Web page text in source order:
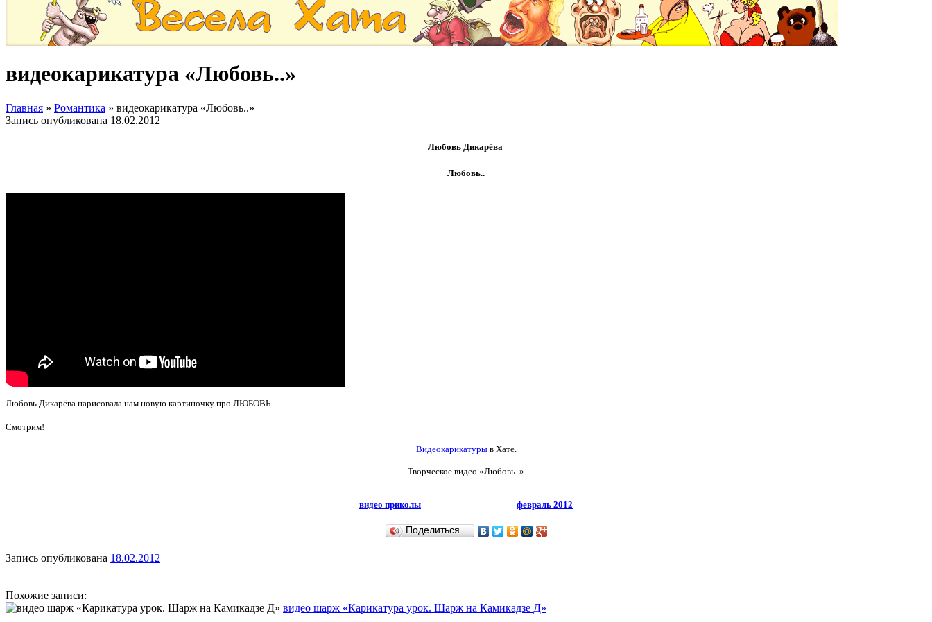
видеокарикатура «Любовь..»
Главная » Романтика » видеокарикатура «Любовь..»
Запись опубликована 18.02.2012
Любовь Дикарёва
Любовь..
Любовь Дикарёва нарисовала нам новую картиночку про ЛЮБОВЬ.
Смотрим!
Видеокарикатурыв Хате.
Творческое видео «Любовь..»
видео приколы февраль 2012
Поделиться…
Запись опубликована 18.02.2012
Похожие записи:
видео шарж «Карикатура урок. Шарж на Камикадзе Д»